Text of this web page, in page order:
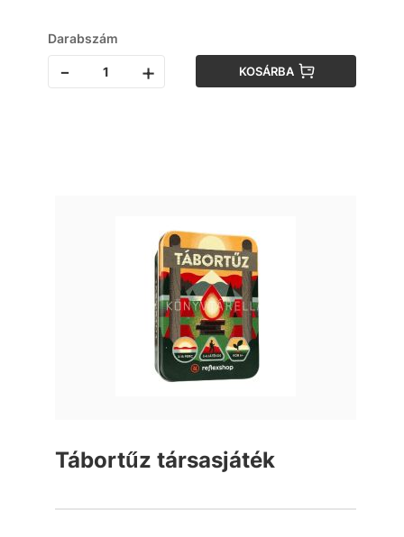
Darabszám
- + KOSÁRBA
Tábortűz társasjáték